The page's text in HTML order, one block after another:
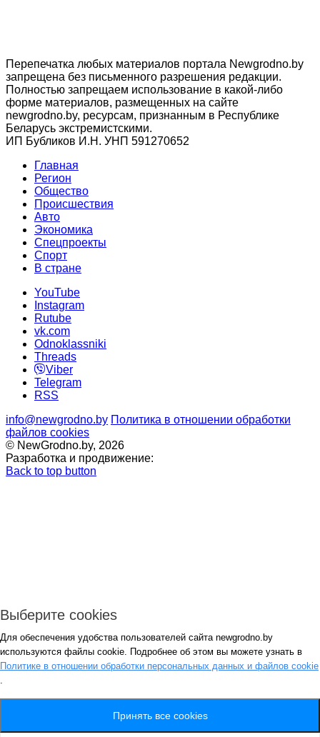
Перепечатка любых материалов портала Newgrodno.by
запрещена без письменного разрешения редакции.
Полностью запрещаем использование в какой-либо
форме материалов, размещенных на сайте
newgrodno.by, ресурсам, признанным в Республике
Беларусь экстремистскими.
ИП Бубликов И.Н. УНП 591270652
Главная
Регион
Общество
Происшествия
Авто
Экономика
Спецпроекты
Cпорт
В стране
YouTube
Instagram
Rutube
vk.com
Odnoklassniki
Threads
Viber
Telegram
RSS
info@newgrodno.by Политика в отношении обработки
файлов cookies
© NewGrodno.by, 2026
Разработка и продвижение:
Back to top button
Авторизация
*
Запомнить
Потеряли пароль ?
Выберите cookies
Для обеспечения удобства пользователей сайта newgrodno.by
используются файлы cookie. Подробнее об этом вы можете узнать в
Политике в отношении обработки персональных данных и файлов cookie
.
Принять все cookies